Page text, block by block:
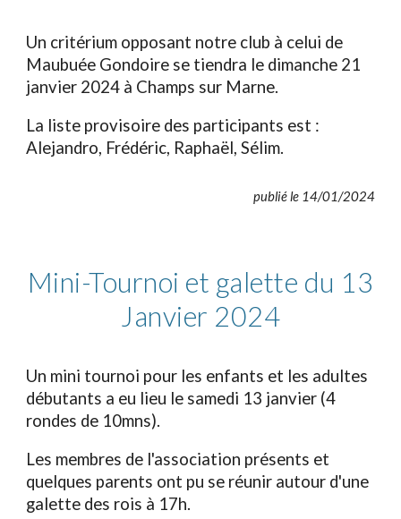
Un critérium opposant notre club à celui de
Maubuée Gondoire se tiendra le dimanche 21
janvier 2024 à Champs sur Marne.
La liste provisoire des participants est :
Alejandro, Frédéric, Raphaël, Sélim.
publié le 14/01/2024
Mini-Tournoi et galette du 13
Janvier 2024
Un mini tournoi pour les enfants et les adultes
débutants a eu lieu le samedi 13 janvier (4
rondes de 10mns).
Les membres de l'association présents et
quelques parents ont pu se réunir autour d'une
galette des rois à 17h.